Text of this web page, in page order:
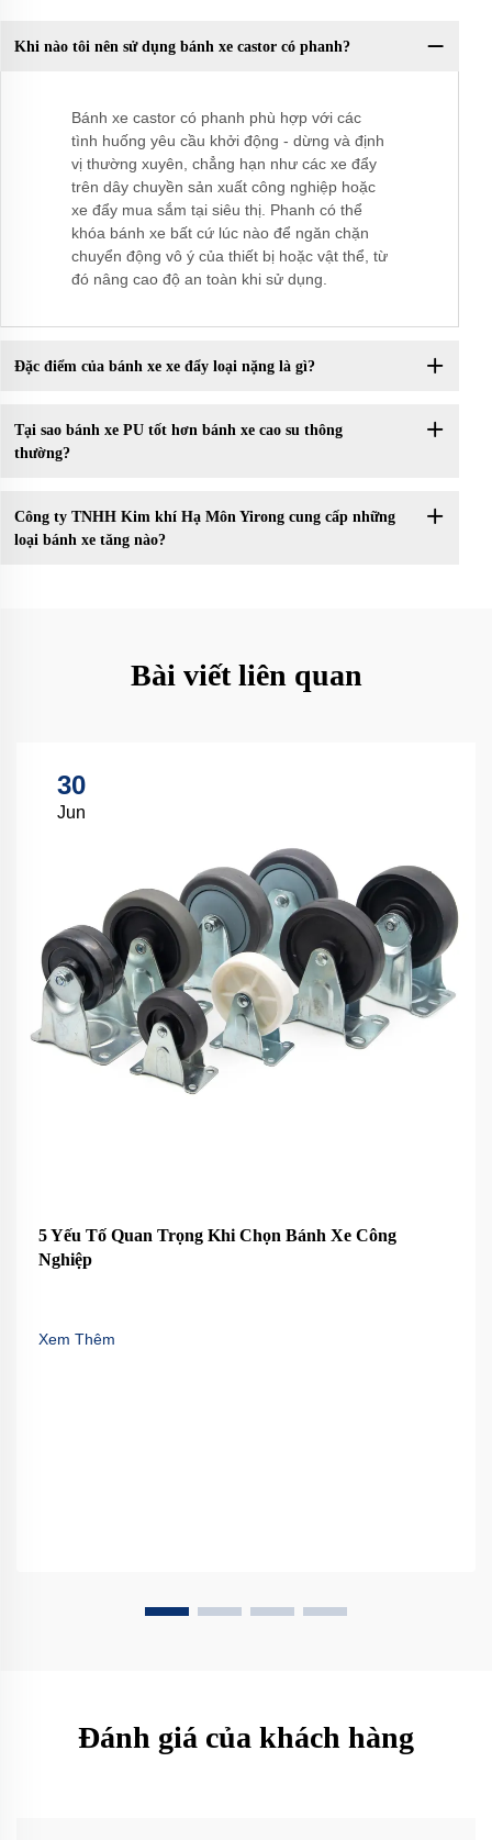
Khi nào tôi nên sử dụng bánh xe castor có phanh?
Bánh xe castor có phanh phù hợp với các
tình huống yêu cầu khởi động - dừng và định
vị thường xuyên, chẳng hạn như các xe đẩy
trên dây chuyền sản xuất công nghiệp hoặc
xe đẩy mua sắm tại siêu thị. Phanh có thể
khóa bánh xe bất cứ lúc nào để ngăn chặn
chuyển động vô ý của thiết bị hoặc vật thể, từ
đó nâng cao độ an toàn khi sử dụng.
Đặc điểm của bánh xe xe đẩy loại nặng là gì?
Tại sao bánh xe PU tốt hơn bánh xe cao su thông
thường?
Công ty TNHH Kim khí Hạ Môn Yirong cung cấp những
loại bánh xe tăng nào?
Bài viết liên quan
30
Jun
5 Yếu Tố Quan Trọng Khi Chọn Bánh Xe Công
Nghiệp
Xem Thêm
Đánh giá của khách hàng